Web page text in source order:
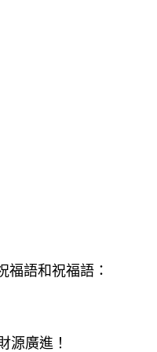
福語和祝福語：
源廣進！